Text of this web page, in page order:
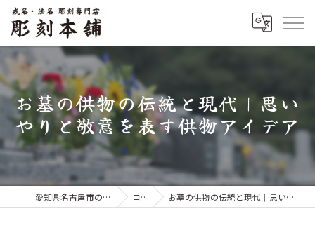
お墓の供物の伝統と現代｜思い
やりと敬意を表す供物アイデア
愛知県名古屋市のお墓なら彫刻本舗 コラム お墓の供物の伝統と現代｜思いやりと敬意を表す供物アイデア